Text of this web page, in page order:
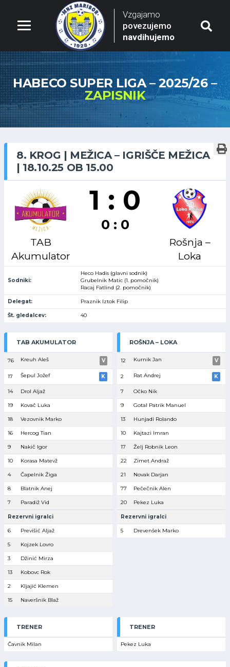
Vzgajamo
povezujemo
navdihujemo
HABECO SUPER LIGA – 2025/26 –
ZAPISNIK
8. KROG | MEŽICA – IGRIŠČE MEŽICA
| 18.10.25 OB 15.00
TAB
Akumulator
1 : 0
0 : 0
Rošnja –
Loka
Sodniki:
Heco Hadis (glavni sodnik)
Grubelnik Matic (1. pomočnik)
Racaj Fatlind (2. pomočnik)
Delegat: Praznik Iztok Filip
Št. gledalcev: 40
TAB AKUMULATOR
76 Kreuh Aleš V
17 Šepul Jožef K
14 Drol Aljaž
19 Kovač Luka
18 Vezovnik Marko
16 Hercog Tian
9 Nakič Igor
10 Korasa Matevž
4 Čapelnik Žiga
8 Blatnik Anej
7 Paradiž Vid
Rezervni igralci
6 Previšić Aljaž
5 Kojzek Lovro
3 Džinić Mirza
13 Kobovc Rok
2 Kljajić Klemen
15 Naveršnik Blaž
ROŠNJA – LOKA
12 Kurnik Jan V
2 Rat Andrej K
7 Očko Nik
9 Gotal Patrik Manuel
13 Hunjadi Rolando
10 Kajtazi Imran
17 Želj Robnik Leon
22 Zimet Andraž
21 Novak Darjan
77 Pečečnik Alen
20 Pekez Luka
Rezervni igralci
5 Drevenšek Marko
TRENER
Čavnik Milan
TRENER
Pekez Luka